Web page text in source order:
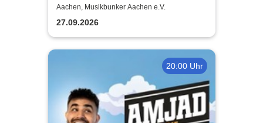
Aachen, Musikbunker Aachen e.V.
27.09.2026
20:00 Uhr